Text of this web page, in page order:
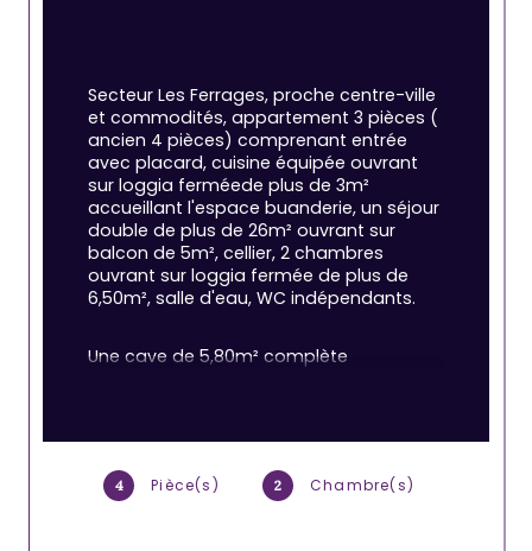
4 Pièce(s) 2 Chambre(s)
Secteur Les Ferrages, proche centre-ville
et commodités, appartement 3 pièces (
ancien 4 pièces) comprenant entrée
avec placard, cuisine équipée ouvrant
sur loggia ferméede plus de 3m²
accueillant l'espace buanderie, un séjour
double de plus de 26m² ouvrant sur
balcon de 5m², cellier, 2 chambres
ouvrant sur loggia fermée de plus de
6,50m², salle d'eau, WC indépendants.
Une cave de 5,80m² complète
d'améliorations ( double vitrage sur
séjour et cuisine, volets roulants
électriques sur séjour, climatisation sur